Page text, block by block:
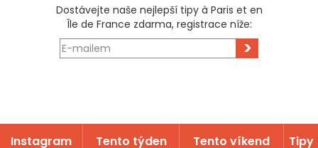
Dostávejte naše nejlepší tipy à Paris et en
Île de France zdarma, registrace níže:
>
Instagram Tento týden Tento víkend Tipy